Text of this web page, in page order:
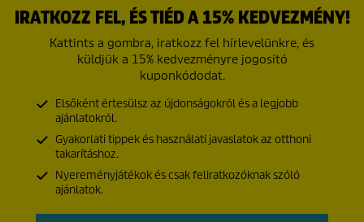
IRATKOZZ FEL, ÉS TIÉD A 15% KEDVEZMÉNY!
Kattints a gombra, iratkozz fel hírlevelünkre, és
küldjük a 15% kedvezményre jogosító
kuponkódodat.
Elsőként értesülsz az újdonságokról és a legjobb
ajánlatokról.
Gyakorlati tippek és használati javaslatok az otthoni
takarításhoz.
Nyereményjátékok és csak feliratkozóknak szóló
ajánlatok.